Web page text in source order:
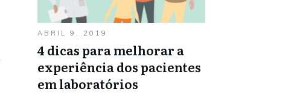
ABRIL 9, 2019
4 dicas para melhorar a
experiência dos pacientes
em laboratórios